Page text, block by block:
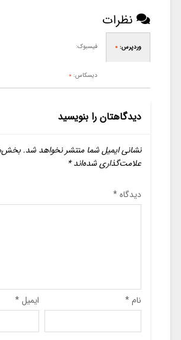
نظرات
وردپرس: 0 فیسبوک:
دیسکاس: 0
دیدگاهتان را بنویسید
نشانی ایمیل شما منتشر نخواهد شد.
علامت‌گذاری شده‌اند*
دیدگاه*
نام* ایمیل*